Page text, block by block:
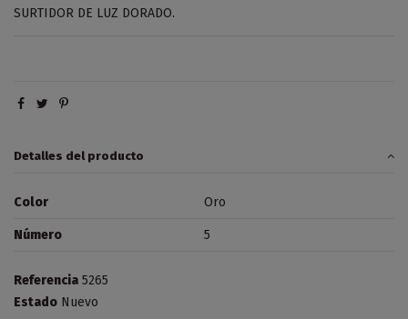
SURTIDOR DE LUZ DORADO.
Detalles del producto
Color Oro
Número 5
Referencia 5265
Estado Nuevo